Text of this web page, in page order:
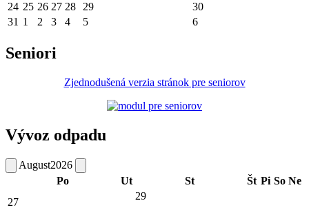
24 25 26 27 28 29
30
31 1 2 3 4 5 6
Seniori
Zjednodušená verzia stránok pre seniorov
Vývoz odpadu
August2026
Po
Ut St Št Pi So Ne
27
29